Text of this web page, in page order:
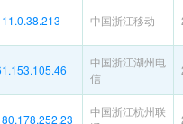
中国浙江移动
中国浙江湖州电
信
中国浙江杭州联